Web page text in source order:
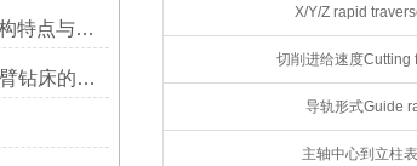
CA6140普通车床的结构特点与工作原理解析
如何减少z3050液压摇臂钻床的故障和维修成本？
X/Y/Z rapid
切削进给速度Cutting
导轨形式Guide
主轴中心到立柱